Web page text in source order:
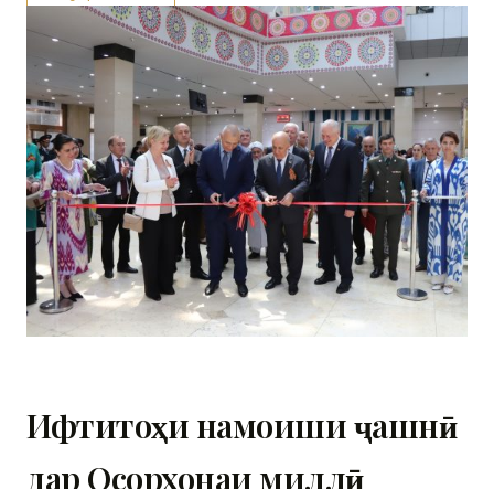
Ифтитоҳи намоиши ҷашнӣ
дар Осорхонаи миллӣ